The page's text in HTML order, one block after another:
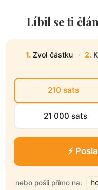
Líbil se ti
1.Zvol částku · 2.
210 sats
21 000 sats
⚡
nebo pošli přímo na: